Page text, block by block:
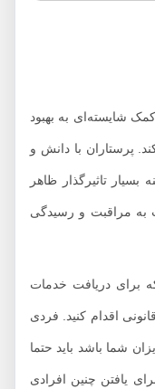
به بهبود
با دانش و
تاثیرگذار ظاهر
و رسیدگی
دریافت خدمات
اقدام کنید. فردی
باشد باید حتما
چنین افرادی